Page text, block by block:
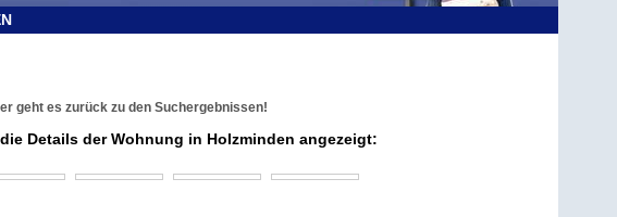
geht es zurück zu den Suchergebnissen!
Details der Wohnung in Holzminden angezeigt: